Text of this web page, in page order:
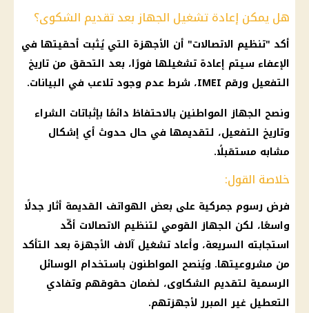
هل يمكن إعادة تشغيل الجهاز بعد تقديم الشكوى؟
أكد "تنظيم الاتصالات" أن الأجهزة التي يُثبت أحقيتها في
الإعفاء سيتم إعادة تشغيلها فورًا، بعد التحقق من تاريخ
التفعيل ورقم IMEI، شرط عدم وجود تلاعب في البيانات.
ونصح الجهاز المواطنين بالاحتفاظ دائمًا بإثباتات الشراء
وتاريخ التفعيل، لتقديمها في حال حدوث أي إشكال
مشابه مستقبلًا.
خلاصة القول:
فرض رسوم جمركية على بعض الهواتف القديمة أثار جدلًا
واسعًا، لكن الجهاز القومي لتنظيم الاتصالات أكّد
استجابته السريعة، وأعاد تشغيل آلاف الأجهزة بعد التأكد
من مشروعيتها. ويُنصح المواطنون باستخدام الوسائل
الرسمية لتقديم الشكاوى، لضمان حقوقهم وتفادي
التعطيل غير المبرر لأجهزتهم.